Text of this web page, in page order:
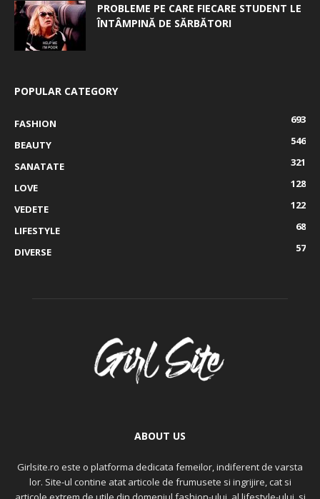
PROBLEME PE CARE FIECARE STUDENT LE
ÎNTÂMPINĂ DE SĂRBĂTORI
POPULAR CATEGORY
FASHION
693
BEAUTY
546
SANATATE
321
LOVE
128
VEDETE
122
LIFESTYLE
68
DIVERSE
57
ABOUT US
Girlsite.ro este o platforma dedicata femeilor, indiferent de varsta
lor. Site-ul contine atat articole de frumusete si ingrijire, cat si